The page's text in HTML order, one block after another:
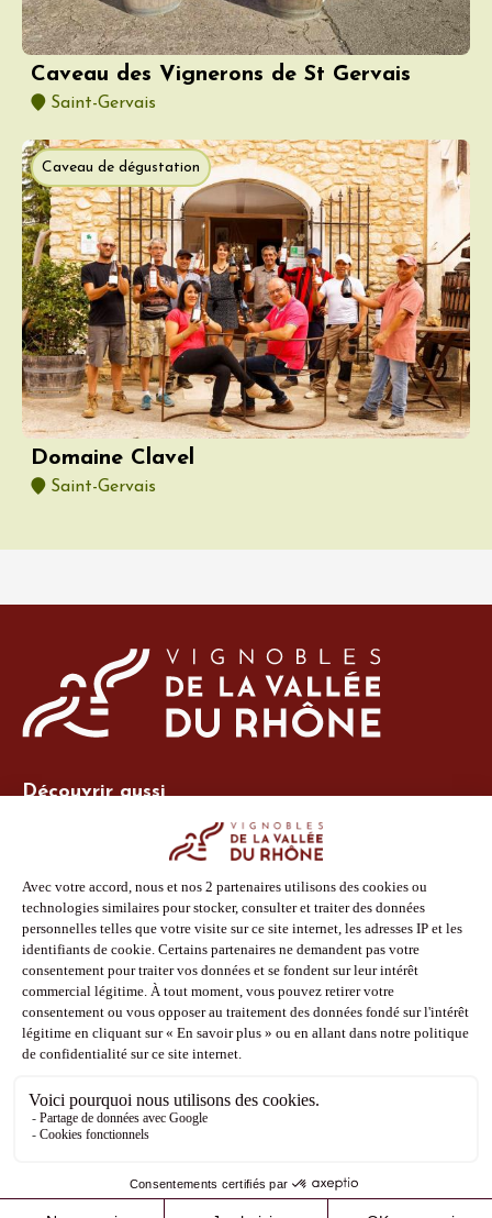
Caveau des Vignerons de St Gervais
Saint-Gervais
Caveau de dégustation
Domaine Clavel
Saint-Gervais
Découvrir aussi
Espace adhérent
Espace presse
Phototèque
Suivez-nous
Facebook
Instagram
Pinterest
Youtube